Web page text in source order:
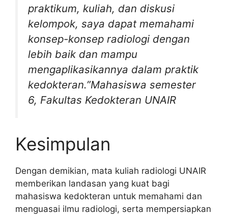
praktikum, kuliah, dan diskusi
kelompok, saya dapat memahami
konsep-konsep radiologi dengan
lebih baik dan mampu
mengaplikasikannya dalam praktik
kedokteran.”Mahasiswa semester
6, Fakultas Kedokteran UNAIR
Kesimpulan
Dengan demikian, mata kuliah radiologi UNAIR
memberikan landasan yang kuat bagi
mahasiswa kedokteran untuk memahami dan
menguasai ilmu radiologi, serta mempersiapkan